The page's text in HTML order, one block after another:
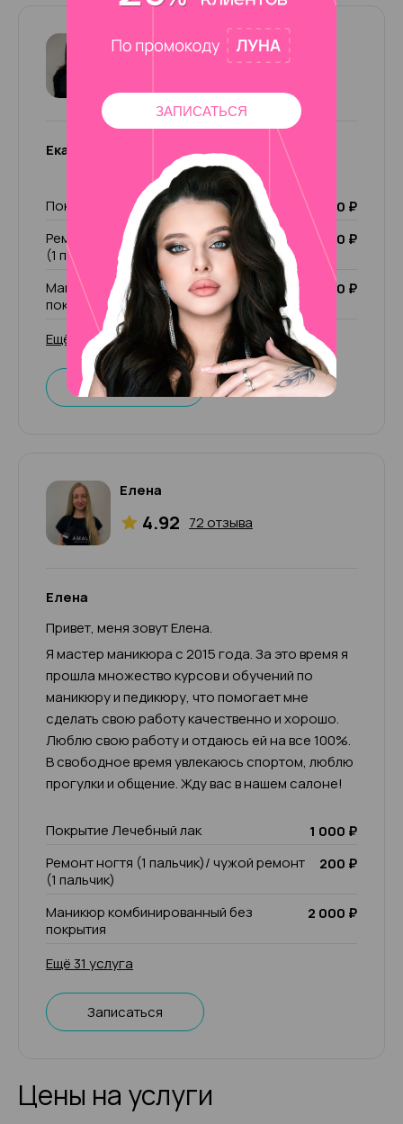
Екатерина
Екатерина
Покрытие Лечебный лак
1 000 ₽
Ремонт ногтя (1 пальчик)/ чужой ремонт
(1 пальчик)
200 ₽
Маникюр комбинированный без
покрытия
2 000 ₽
Ещё 30 услуг
Записаться
Елена
4.92 72 отзыва
Елена
Привет, меня зовут Елена.
Я мастер маникюра с 2015 года. За это время я
прошла множество курсов и обучений по
маникюру и педикюру, что помогает мне
сделать свою работу качественно и хорошо.
Люблю свою работу и отдаюсь ей на все 100%.
В свободное время увлекаюсь спортом, люблю
прогулки и общение. Жду вас в нашем салоне!
Покрытие Лечебный лак
1 000 ₽
Ремонт ногтя (1 пальчик)/ чужой ремонт
(1 пальчик)
200 ₽
Маникюр комбинированный без
покрытия
2 000 ₽
Ещё 31 услуга
Записаться
Цены на услуги
ЗАПИСАТЬСЯ